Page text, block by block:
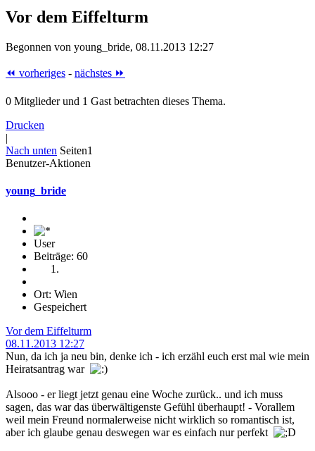
Vor dem Eiffelturm
Begonnen von young_bride, 08.11.2013 12:27
⏪ vorheriges - nächstes ⏩
0 Mitglieder und 1 Gast betrachten dieses Thema.
Drucken
|
Nach unten Seiten1
Benutzer-Aktionen
young_bride
User
Beiträge: 60
Ort: Wien
Gespeichert
Vor dem Eiffelturm
08.11.2013 12:27
Nun, da ich ja neu bin, denke ich - ich erzähl euch erst mal wie mein
Heiratsantrag war
Alsooo - er liegt jetzt genau eine Woche zurück.. und ich muss
sagen, das war das überwältigenste Gefühl überhaupt! - Vorallem
weil mein Freund normalerweise nicht wirklich so romantisch ist,
aber ich glaube genau deswegen war es einfach nur perfekt